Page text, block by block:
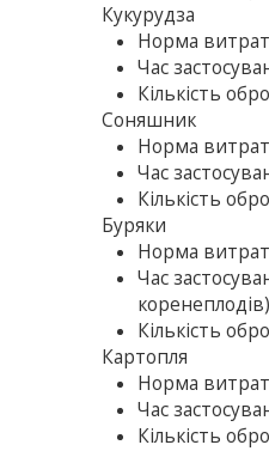
Кукурудза
Норма
Час
Кількість
Соняшник
Норма
Час
Кількість
Буряки
Норма
Час
коренеплодів)
Кількість
Картопля
Норма
Час
Кількість